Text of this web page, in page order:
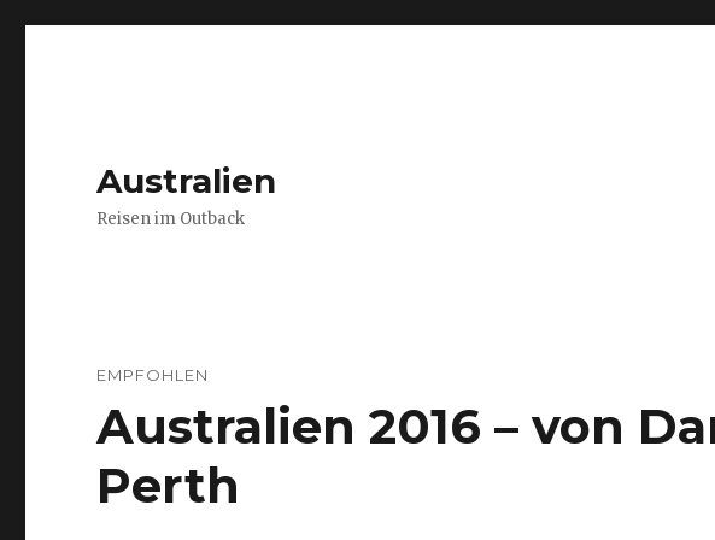
Australien
Reisen im Outback
EMPFOHLEN
Australien 2016 – von
Perth